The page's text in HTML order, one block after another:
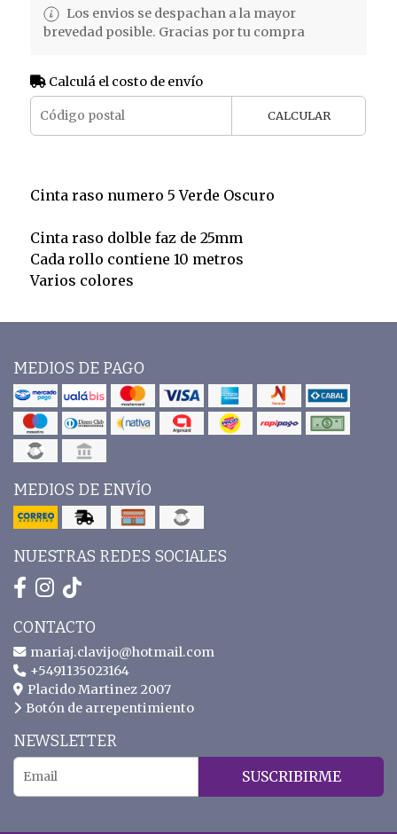
Los envios se despachan a la mayor
brevedad posible. Gracias por tu compra
Calculá el costo de envío
CALCULAR
Cinta raso numero 5 Verde Oscuro
Cinta raso dolble faz de 25mm
Cada rollo contiene 10 metros
Varios colores
MEDIOS DE PAGO
MEDIOS DE ENVÍO
NUESTRAS REDES SOCIALES
CONTACTO
mariaj.clavijo@hotmail.com
+5491135023164
Placido Martinez 2007
Botón de arrepentimiento
NEWSLETTER
SUSCRIBIRME